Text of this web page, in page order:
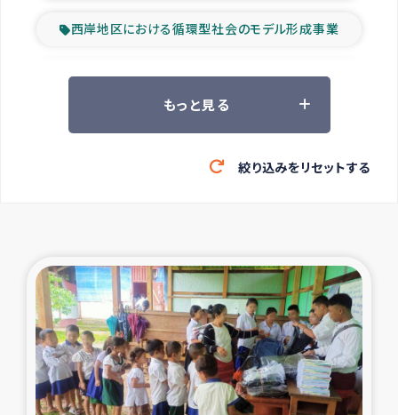
西岸地区における循環型社会のモデル形成事業
ツアー参加者の声
緊急救援の時代
東ティモール豪雨緊急支援
大雨による洪水被災者支援
カカオ生産者支援事業
シリア国内避難民・帰還民の生活再建支援
もっと見る
絞り込みをリセットする